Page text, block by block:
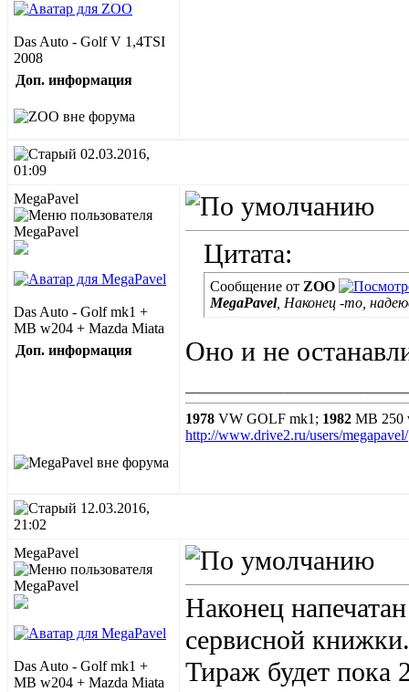
Das Auto - Golf V 1,4TSI
2008
Доп. информация
02.03.2016,
01:09
MegaPavel
Das Auto - Golf mk1 +
MB w204 + Mazda Miata
Доп. информация
Цитата:
Сообщение от ZOO
MegaPavel, Наконец -то,
Оно и не
1978 VW GOLF mk1; 1982 MB 250
http://www.drive2.ru/users/megapavel/
12.03.2016,
21:02
MegaPavel
Das Auto - Golf mk1 +
MB w204 + Mazda Miata
Наконец
сервисной книжки.
Тираж будет пока